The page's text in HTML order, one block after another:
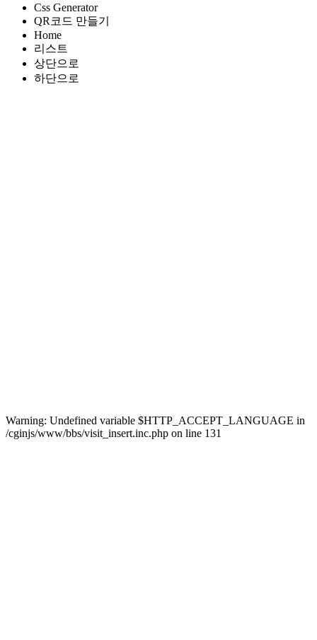
Css Generator
QR코드 만들기
Home
리스트
상단으로
하단으로
Warning: Undefined variable $HTTP_ACCEPT_LANGUAGE in
/cginjs/www/bbs/visit_insert.inc.php on line 131